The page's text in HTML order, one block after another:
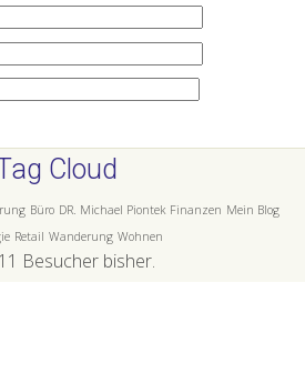
Cloud
Büro DR. Michael Piontek Finanzen Mein Blog
Retail Wanderung Wohnen
Besucher bisher.